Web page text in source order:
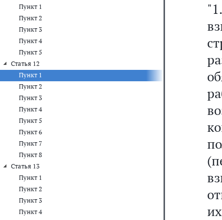
Пункт 1
Пункт 2
Пункт 3
Пункт 4
Пункт 5
Статья 12
Пункт 1
Пункт 2
Пункт 3
Пункт 4
Пункт 5
Пункт 6
Пункт 7
Пункт 8
Статья 13
Пункт 1
Пункт 2
Пункт 3
Пункт 4